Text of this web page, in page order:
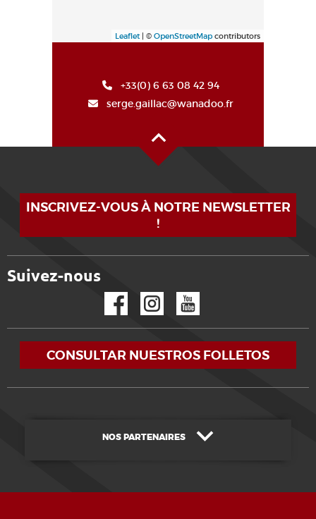
Leaflet| © OpenStreetMap contributors
+33(0) 6 63 08 42 94
serge.gaillac@wanadoo.fr
INSCRIVEZ-VOUS À NOTRE NEWSLETTER
!
Suivez-nous
CONSULTAR NUESTROS FOLLETOS
NOS PARTENAIRES